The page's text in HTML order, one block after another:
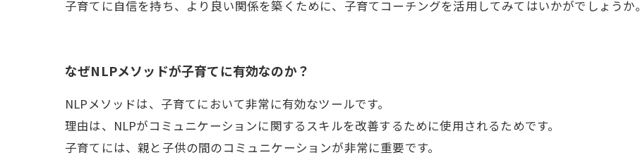
子育てに自信を持ち、より良い関係を築くために、子育てコーチングを活用してみてはいかがでしょうか。
なぜNLPメソッドが子育てに有効なのか？
NLPメソッドは、子育てにおいて非常に有効なツールです。
理由は、NLPがコミュニケーションに関するスキルを改善するために使用されるためです。
子育てには、親と子供の間のコミュニケーションが非常に重要です。